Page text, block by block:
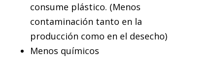
consume plástico. (Menos
contaminación tanto en la
producción como en el desecho)
Menos químicos